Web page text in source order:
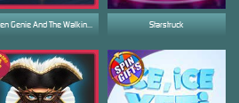
Starstruck
Golden Genie And The Walking Wilds